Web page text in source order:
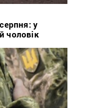
у
чоловік